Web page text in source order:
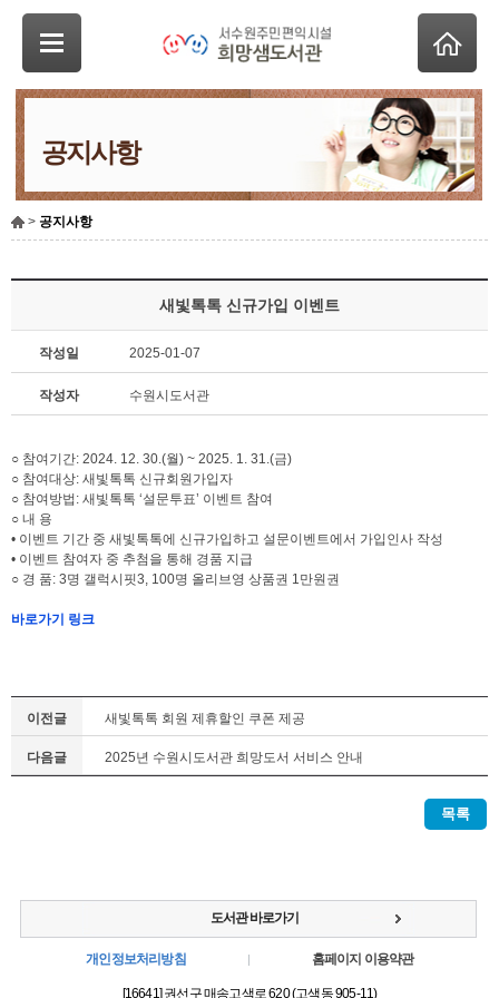
> 공지사항
공지사항
새빛톡톡 신규가입 이벤트
작성일 2025-01-07
작성자 수원시도서관
○ 참여기간: 2024. 12. 30.(월) ~ 2025. 1. 31.(금)
○ 참여대상: 새빛톡톡 신규회원가입자
○ 참여방법: 새빛톡톡 ‘설문투표’ 이벤트 참여
○ 내 용
• 이벤트 기간 중 새빛톡톡에 신규가입하고 설문이벤트에서 가입인사 작성
• 이벤트 참여자 중 추첨을 통해 경품 지급
○ 경 품: 3명 갤럭시핏3, 100명 올리브영 상품권 1만원권
바로가기 링크
이전글 새빛톡톡 회원 제휴할인 쿠폰 제공
다음글 2025년 수원시도서관 희망도서 서비스 안내
목록
개인정보처리방침 홈페이지 이용약관
[16641] 권선구 매송고색로 620 (고색동 905-11)
도서관 바로가기